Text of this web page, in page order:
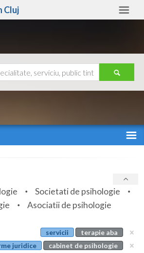
Cluj
Ajutor
Societati de psihologie
Asociatii de psihologie
servicii
terapie aba
juridice
cabinet de psihologie